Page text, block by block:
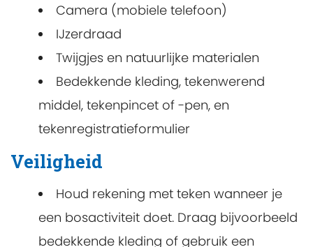
Camera (mobiele telefoon)
IJzerdraad
Twijgjes en natuurlijke materialen
Bedekkende kleding, tekenwerend
middel, tekenpincet of -pen, en
tekenregistratieformulier
Veiligheid
Houd rekening met teken wanneer je
een bosactiviteit doet. Draag bijvoorbeeld
bedekkende kleding of gebruik een